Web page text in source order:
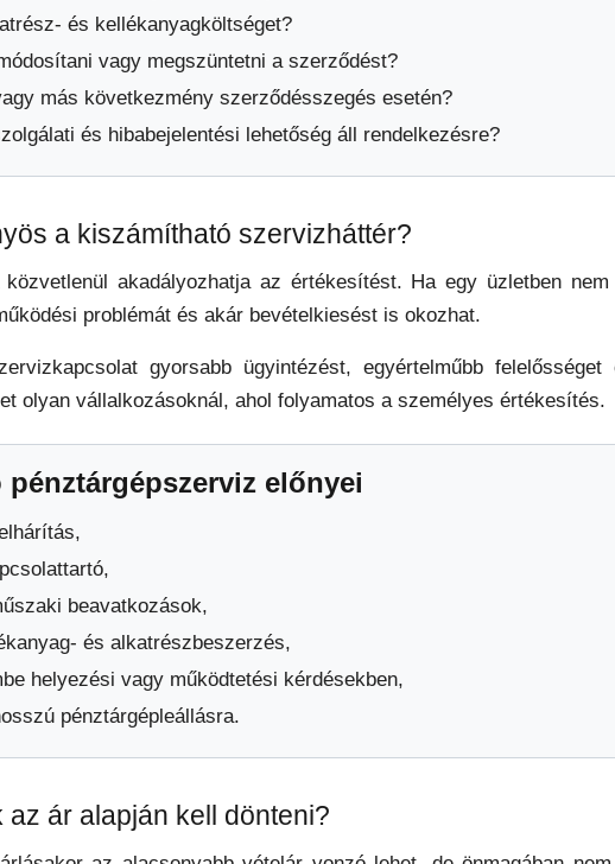
és kellékanyagköltséget?
vagy megszüntetni a szerződést?
más következmény szerződésszegés esetén?
és hibabejelentési lehetőség áll rendelkezésre?
a kiszámítható szervizháttér?
közvetlenül akadályozhatja az értékesítést. Ha egy üzletben
problémát és akár bevételkiesést is okozhat.
gyorsabb ügyintézést, egyértelműbb
olyan vállalkozásoknál, ahol folyamatos a személyes értékesítés.
pénztárgépszerviz előnyei
beavatkozások,
és alkatrészbeszerzés,
helyezési vagy működtetési kérdésekben,
pénztárgépleállásra.
az ár alapján kell dönteni?